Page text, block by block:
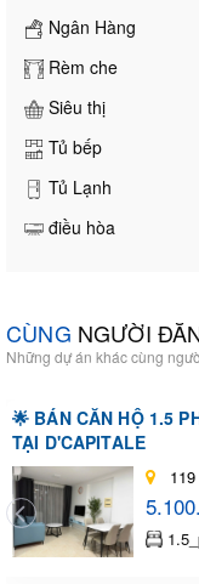
Ngân Hàng
Rèm che
Siêu thị
Tủ bếp
Tủ Lạnh
điều hòa
CÙNG NGƯỜI
Những dự án khác cùng
🌟 BÁN CĂN HỘ 1.5
TẠI D'CAPITALE